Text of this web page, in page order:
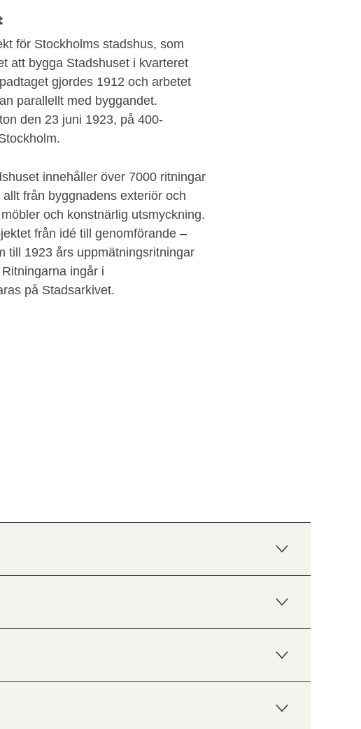
för Stockholms stadshus, som
att bygga Stadshuset i kvarteret
gjordes 1912 och arbetet
parallellt med byggandet.
den 23 juni 1923, på 400-
innehåller över 7000 ritningar
från byggnadens exteriör och
och konstnärlig utsmyckning.
från idé till genomförande –
till 1923 års uppmätningsritningar
ingår i
på Stadsarkivet.